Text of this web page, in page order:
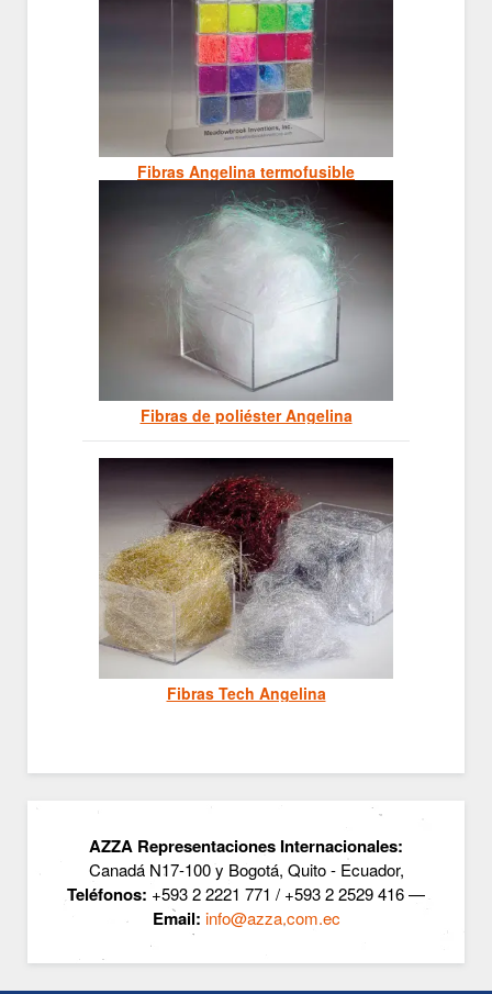
Fibras Angelina termofusible
Fibras de poliéster Angelina
Fibras Tech Angelina
AZZA Representaciones Internacionales:
Canadá N17-100 y Bogotá, Quito - Ecuador,
Teléfonos: +593 2 2221 771 / +593 2 2529 416 —
Email: info@azza.com.ec